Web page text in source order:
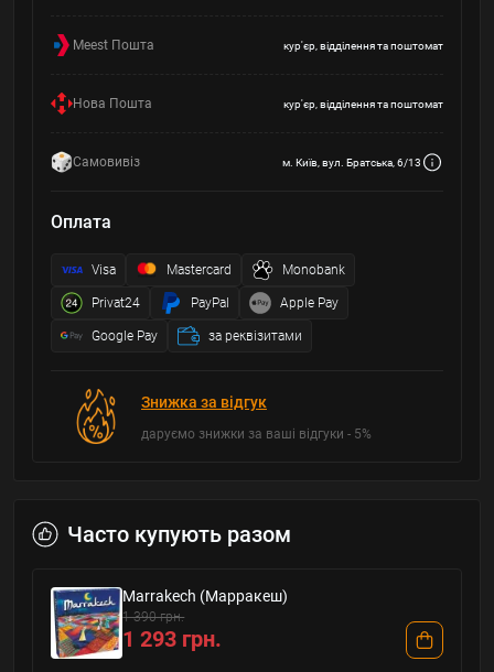
Meest Пошта кур'єр, відділення та поштомат
Нова Пошта кур'єр, відділення та поштомат
Самовивіз м. Київ, вул. Братська, 6/13
Оплата
Visa Mastercard Monobank
Privat24 PayPal Apple Pay
Google Pay за реквізитами
Знижка за відгук
даруємо знижки за ваші відгуки - 5%
Часто купують разом
Marrakech (Марракеш)
1 390 грн.
1 293 грн.